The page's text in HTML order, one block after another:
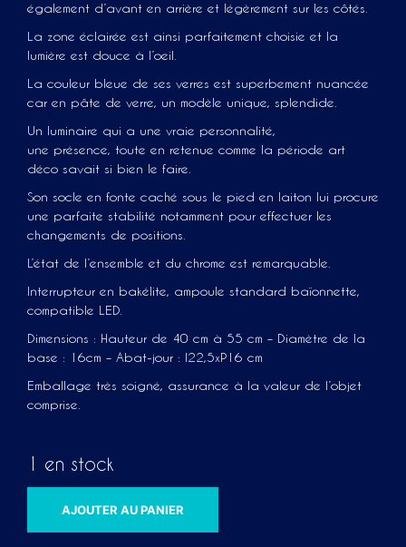
également d’avant en arrière et légèrement sur les côtés.
La zone éclairée est ainsi parfaitement choisie et la
lumière est douce à l’oeil.
La couleur bleue de ses verres est superbement nuancée
car en pâte de verre, un modèle unique, splendide.
Un luminaire qui a une vraie personnalité,
une présence, toute en retenue comme la période art
déco savait si bien le faire.
Son socle en fonte caché sous le pied en laiton lui procure
une parfaite stabilité notamment pour effectuer les
changements de positions.
L’état de l’ensemble et du chrome est remarquable.
Interrupteur en bakélite, ampoule standard baïonnette,
compatible LED.
Dimensions : Hauteur de 40 cm à 55 cm – Diamètre de la
base : 16cm – Abat-jour : l22,5xP16 cm
Emballage très soigné, assurance à la valeur de l’objet
comprise.
1 en stock
AJOUTER AU PANIER